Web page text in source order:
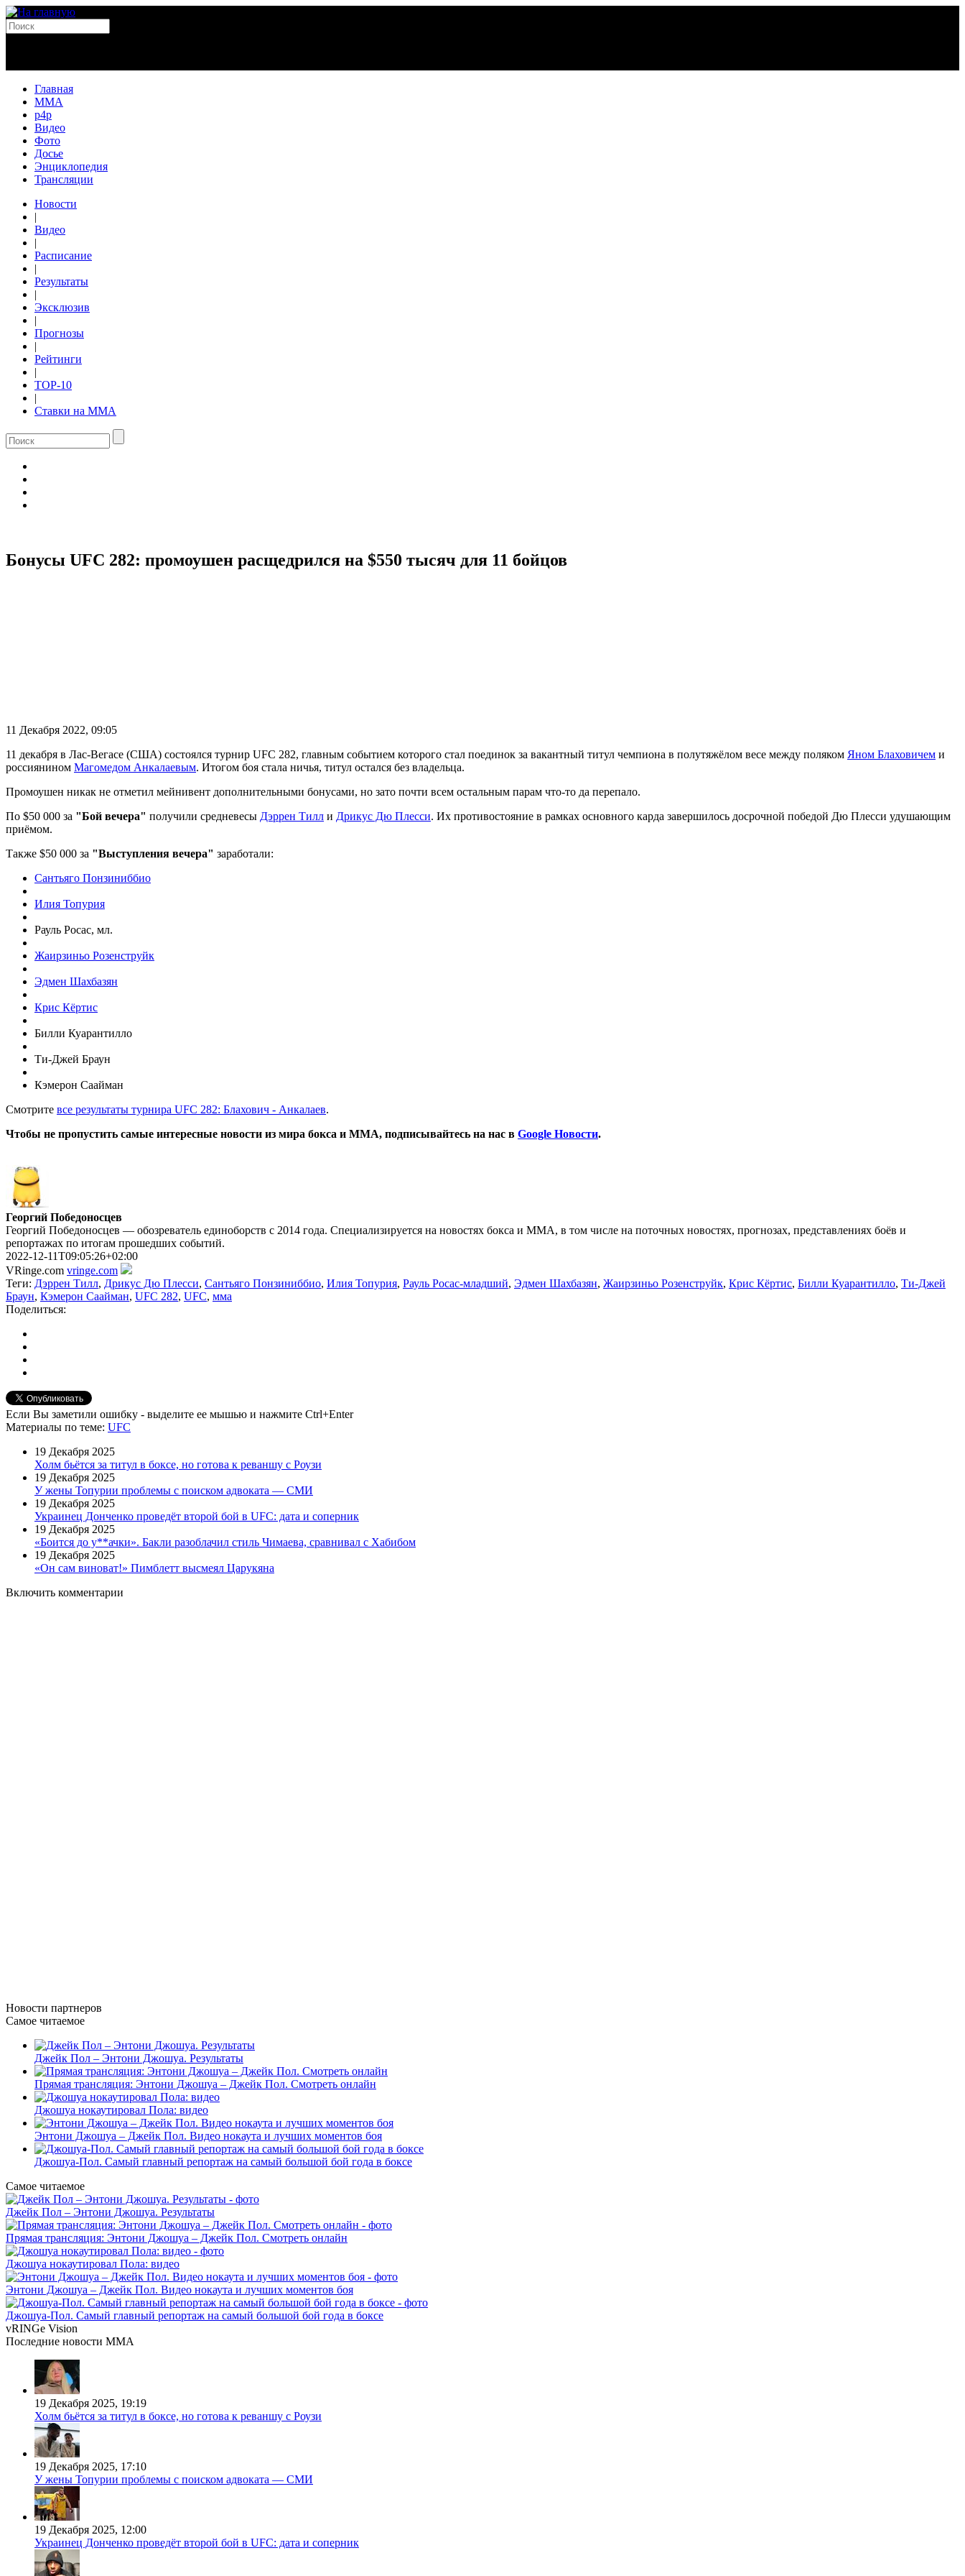
Главная
MMA
p4p
Видео
Фото
Досье
Энциклопедия
Трансляции
Новости
|
Видео
|
Расписание
|
Результаты
|
Эксклюзив
|
Прогнозы
|
Рейтинги
|
TOP-10
|
Ставки на ММА
Бонусы UFC 282: промоушен расщедрился на $550 тысяч для 11 бойцов
11 Декабря 2022, 09:05
11 декабря в Лас-Вегасе (США) состоялся турнир UFC 282, главным событием которого стал поединок за вакантный титул чемпиона в полутяжёлом весе между поляком Яном Блаховичем и
россиянином Магомедом Анкалаевым. Итогом боя стала ничья, титул остался без владельца.
Промоушен никак не отметил мейнивент дополнительными бонусами, но зато почти всем остальным парам что-то да перепало.
По $50 000 за "Бой вечера" получили средневесы Дэррен Тилл и Дрикус Дю Плесси. Их противостояние в рамках основного карда завершилось досрочной победой Дю Плесси удушающим
приёмом.
Также $50 000 за "Выступления вечера" заработали:
Сантьяго Понзиниббио
Илия Топурия
Рауль Росас, мл.
Жаирзиньо Розенструйк
Эдмен Шахбазян
Крис Кёртис
Билли Куарантилло
Ти-Джей Браун
Кэмерон Саайман
Смотрите все результаты турнира UFC 282: Блахович - Анкалаев.
Чтобы не пропустить самые интересные новости из мира бокса и ММА, подписывайтесь на нас в Google Новости.
Георгий Победоносцев
Георгий Победоносцев — обозреватель единоборств с 2014 года. Специализируется на новостях бокса и ММА, в том числе на поточных новостях, прогнозах, представлениях боёв и
репортажах по итогам прошедших событий.
2022-12-11T09:05:26+02:00
VRinge.com vringe.com
Теги: Дэррен Тилл, Дрикус Дю Плесси, Сантьяго Понзиниббио, Илия Топурия, Рауль Росас-младший, Эдмен Шахбазян, Жаирзиньо Розенструйк, Крис Кёртис, Билли Куарантилло, Ти-Джей
Браун, Кэмерон Саайман, UFC 282, UFC, мма
Поделиться:
Если Вы заметили ошибку - выделите ее мышью и нажмите Ctrl+Enter
Материалы по теме: UFC
19 Декабря 2025
Холм бьётся за титул в боксе, но готова к реваншу с Роузи
19 Декабря 2025
У жены Топурии проблемы с поиском адвоката — СМИ
19 Декабря 2025
Украинец Донченко проведёт второй бой в UFC: дата и соперник
19 Декабря 2025
«Боится до у**ачки». Бакли разоблачил стиль Чимаева, сравнивал с Хабибом
19 Декабря 2025
«Он сам виноват!» Пимблетт высмеял Царукяна
Включить комментарии
Новости партнеров
Самое читаемое
Джейк Пол – Энтони Джошуа. Результаты
Прямая трансляция: Энтони Джошуа – Джейк Пол. Смотреть онлайн
Джошуа нокаутировал Пола: видео
Энтони Джошуа – Джейк Пол. Видео нокаута и лучших моментов боя
Джошуа-Пол. Самый главный репортаж на самый большой бой года в боксе
Самое читаемое
Джейк Пол – Энтони Джошуа. Результаты
Прямая трансляция: Энтони Джошуа – Джейк Пол. Смотреть онлайн
Джошуа нокаутировал Пола: видео
Энтони Джошуа – Джейк Пол. Видео нокаута и лучших моментов боя
Джошуа-Пол. Самый главный репортаж на самый большой бой года в боксе
vRINGe Vision
Последние новости MMA
19 Декабря 2025, 19:19
Холм бьётся за титул в боксе, но готова к реваншу с Роузи
19 Декабря 2025, 17:10
У жены Топурии проблемы с поиском адвоката — СМИ
19 Декабря 2025, 12:00
Украинец Донченко проведёт второй бой в UFC: дата и соперник